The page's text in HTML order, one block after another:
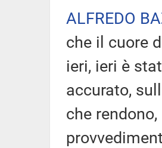
ALFREDO
che il cuore
ieri, ieri è
accurato,
che